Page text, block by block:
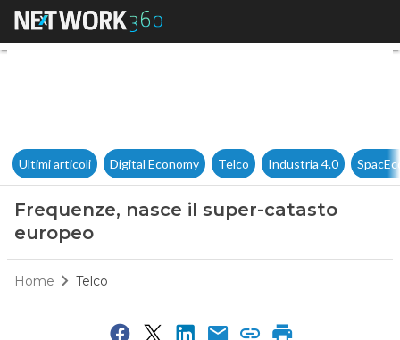
Frequenze, nasce il super-
Ultimi articoli Digital Economy Telco Industria 4.0
Frequenze, nasce il super-catasto
europeo
Home Telco